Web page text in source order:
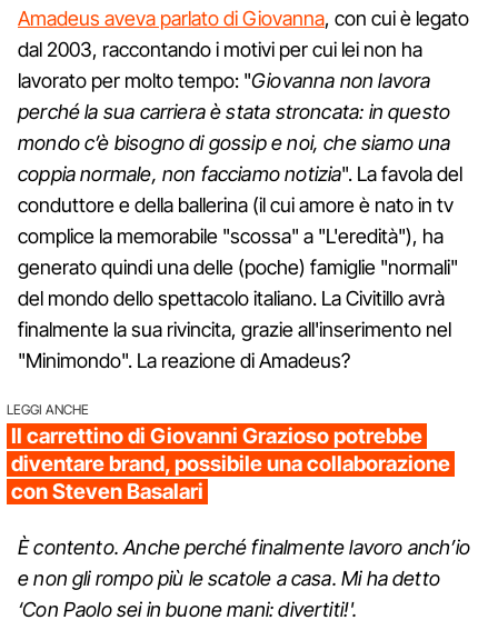
Amadeus aveva parlato di Giovanna, con cui è legato
dal 2003, raccontando i motivi per cui lei non ha
lavorato per molto tempo: "Giovanna non lavora
perché la sua carriera è stata stroncata: in questo
mondo c’è bisogno di gossip e noi, che siamo una
coppia normale, non facciamo notizia". La favola del
conduttore e della ballerina (il cui amore è nato in tv
complice la memorabile "scossa" a "L'eredità"), ha
generato quindi una delle (poche) famiglie "normali"
del mondo dello spettacolo italiano. La Civitillo avrà
finalmente la sua rivincita, grazie all'inserimento nel
"Minimondo". La reazione di Amadeus?
LEGGI ANCHE
Il carrettino di Giovanni Grazioso potrebbe
diventare brand, possibile una collaborazione
con Steven Basalari
È contento. Anche perché finalmente lavoro anch’io
e non gli rompo più le scatole a casa. Mi ha detto
‘Con Paolo sei in buone mani: divertiti!'.